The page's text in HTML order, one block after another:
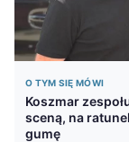
O TYM SIĘ MÓWI
Koszmar
sceną, na
gumę